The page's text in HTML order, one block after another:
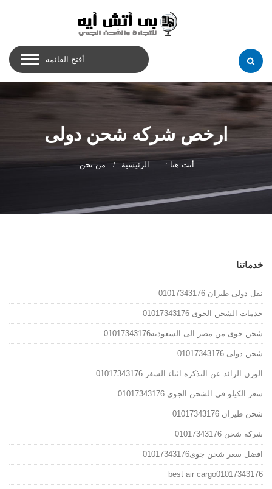
أفتح القائمه
ارخص شركه شحن دولى
أنت هنا : الرئيسية من نحن
خدماتنا
نقل دولى طيران 01017343176
خدمات الشحن الجوى 01017343176
شحن جوى من مصر الى السعودية01017343176
شحن دولى 01017343176
الوزن الزائد عن التذكره اثناء السفر 01017343176
سعر الكيلو فى الشحن الجوى 01017343176
شحن طيران 01017343176
شركه شحن 01017343176
افضل سعر شحن جوى01017343176
best air cargo01017343176